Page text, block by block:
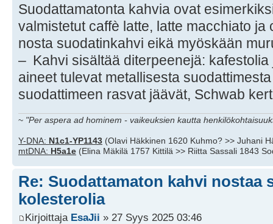
Suodattamatonta kahvia ovat
valmistetut caffè latte, latte macchiato
nosta suodatinkahvi eikä myöskään
– Kahvi sisältää diterpeenejä:
aineet tulevat metallisesta
suodattimeen rasvat jäävät, Schwab
~ "Per aspera ad hominem - vaikeuksien kautta
Y-DNA: N1c1-YP1143 (Olavi Häkkinen 1620 Kuhmo? >> Juhani
mtDNA: H5a1e (Elina Mäkilä 1757 Kittilä >> Riitta Sassali 1843
Re: Suodattamaton kahvi nostaa
kolesterolia
Kirjoittaja EsaJii » 27 Syys 2025 03:46